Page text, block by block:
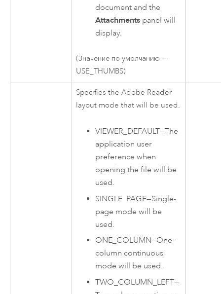
document and the
Attachments panel will
display.
(Значение по умолчанию —
USE_THUMBS)
Specifies the Adobe Reader
layout mode that will be used.
VIEWER_DEFAULT—The
application user
preference when
opening the file will be
used.
SINGLE_PAGE—Single-
page mode will be
used.
ONE_COLUMN—One-
column continuous
mode will be used.
TWO_COLUMN_LEFT—